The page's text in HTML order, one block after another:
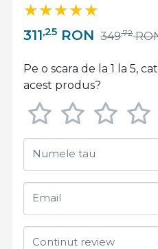
311,25 RON 349,72
Pe o scara de la 1 la 5,
acest produs?
Numele tau
Email
Continut review